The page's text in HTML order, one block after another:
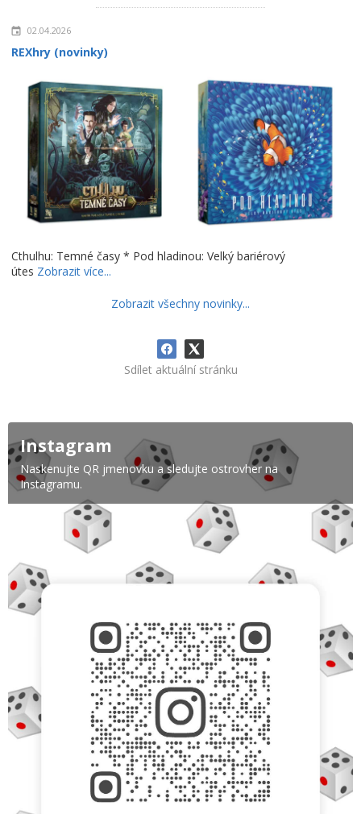
02.04.2026
REXhry (novinky)
Cthulhu: Temné časy * Pod hladinou: Velký bariérový
útes Zobrazit více...
Zobrazit všechny novinky...
Sdílet aktuální stránku
Instagram
Naskenujte QR jmenovku a sledujte ostrovher na
Instagramu.